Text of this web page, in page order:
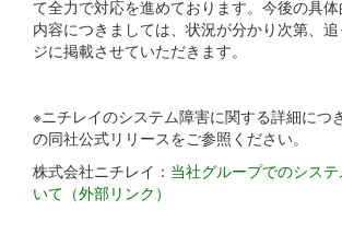
て全力で対応を進めております。今後の具
内容につきましては、状況が分かり次第、
ジに掲載させていただきます。
※ニチレイのシステム障害に関する詳細につ
の同社公式リリースをご参照ください。
株式会社ニチレイ： 当社グループでのシス
いて（外部リンク）